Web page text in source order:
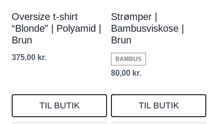
Oversize t-shirt
“Blonde” | Polyamid |
Brun
375,00 kr.
TIL BUTIK
Strømper |
Bambusviskose |
Brun
BAMBUS
80,00 kr.
TIL BUTIK